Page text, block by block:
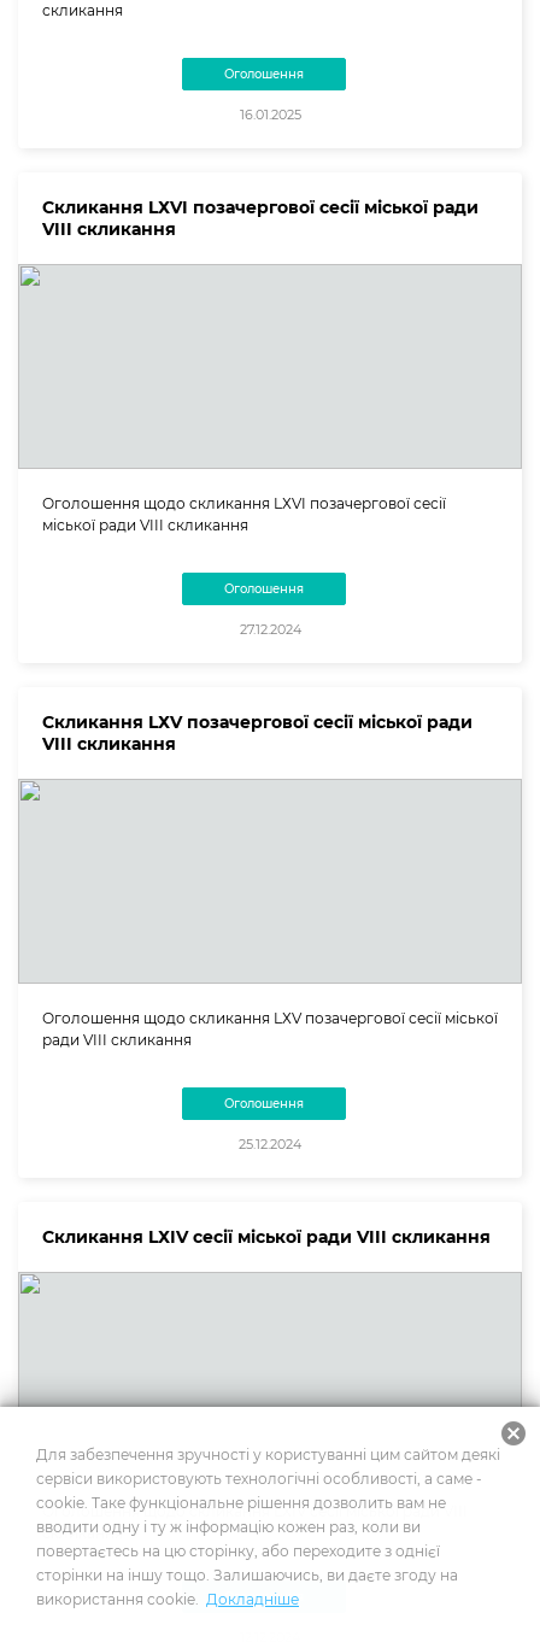
скликання
Оголошення
16.01.2025
Скликання LХVI позачергової сесії міської ради
VIII скликання
Оголошення щодо скликання LХVI позачергової сесії
міської ради VIII скликання
Оголошення
27.12.2024
Скликання LХV позачергової сесії міської ради
VIII скликання
Оголошення щодо скликання LХV позачергової сесії міської
ради VIII скликання
Оголошення
25.12.2024
Скликання LХІV сесії міської ради VIII скликання
Оголошення щодо скликання LХІV сесії міської ради VIII
скликання
Оголошення
Для забезпечення зручності у користуванні цим сайтом деякі
сервіси використовують технологічні особливості, а саме -
cookie. Таке функціональне рішення дозволить вам не
вводити одну і ту ж інформацію кожен раз, коли ви
повертаєтесь на цю сторінку, або переходите з однієї
сторінки на іншу тощо. Залишаючись, ви даєте згоду на
використання cookie. Докладніше
cancel